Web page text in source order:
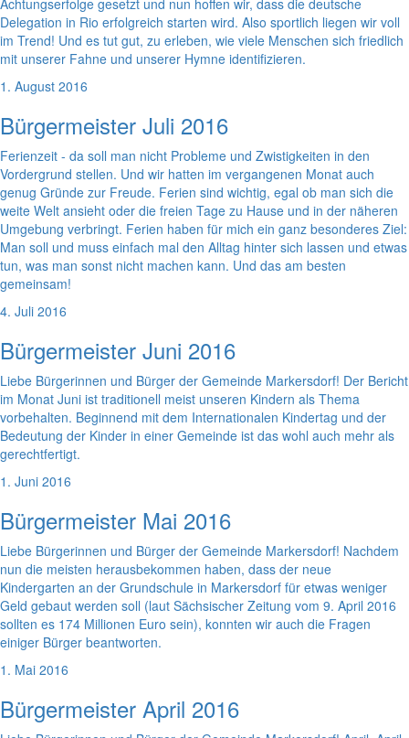
Achtungserfolge gesetzt und nun hoffen wir, dass die deutsche
Delegation in Rio erfolgreich starten wird. Also sportlich liegen wir voll
im Trend! Und es tut gut, zu erleben, wie viele Menschen sich friedlich
mit unserer Fahne und unserer Hymne identifizieren.
1. August 2016
Bürgermeister Juli 2016
Ferienzeit - da soll man nicht Probleme und Zwistigkeiten in den
Vordergrund stellen. Und wir hatten im vergangenen Monat auch
genug Gründe zur Freude. Ferien sind wichtig, egal ob man sich die
weite Welt ansieht oder die freien Tage zu Hause und in der näheren
Umgebung verbringt. Ferien haben für mich ein ganz besonderes Ziel:
Man soll und muss einfach mal den Alltag hinter sich lassen und etwas
tun, was man sonst nicht machen kann. Und das am besten
gemeinsam!
4. Juli 2016
Bürgermeister Juni 2016
Liebe Bürgerinnen und Bürger der Gemeinde Markersdorf! Der Bericht
im Monat Juni ist traditionell meist unseren Kindern als Thema
vorbehalten. Beginnend mit dem Internationalen Kindertag und der
Bedeutung der Kinder in einer Gemeinde ist das wohl auch mehr als
gerechtfertigt.
1. Juni 2016
Bürgermeister Mai 2016
Liebe Bürgerinnen und Bürger der Gemeinde Markersdorf! Nachdem
nun die meisten herausbekommen haben, dass der neue
Kindergarten an der Grundschule in Markersdorf für etwas weniger
Geld gebaut werden soll (laut Sächsischer Zeitung vom 9. April 2016
sollten es 174 Millionen Euro sein), konnten wir auch die Fragen
einiger Bürger beantworten.
1. Mai 2016
Bürgermeister April 2016